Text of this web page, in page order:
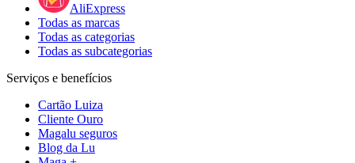
AliExpress
Todas as marcas
Todas as categorias
Todas as subcategorias
Serviços e benefícios
Cartão Luiza
Cliente Ouro
Magalu seguros
Blog da Lu